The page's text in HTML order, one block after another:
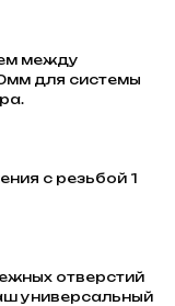
между
для системы
с резьбой 1
отверстий
универсальный